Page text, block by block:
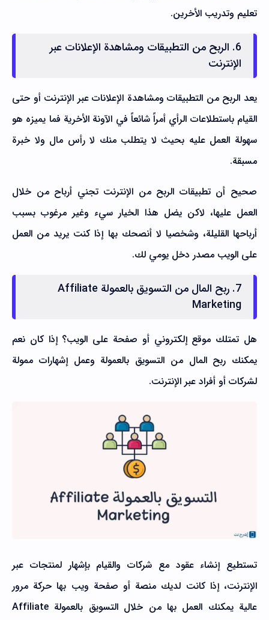
تعليم وتدريب الأخرين.
6. الربح من التطبيقات ومشاهدة الإعلانات عبر
الإنترنت
يعد الربح من التطبيقات ومشاهدة الإعلانات عبر الإنترنت أو حتى
القيام باستطلاعات الرأي أمراً شائعاً في الآونة الأخرية فما يميزه هو
سهولة العمل عليه بحيث لا يتطلب منك لا رأس مال ولا خبرة
مسبقة.
صحيح أن تطبيقات الربح من الإنترنت تجني أرباح من خلال
العمل عليها، لاكن يضل هذا الخيار سيء وغير مرغوب بسبب
أرباحها القليلة، وشخصيا لا أنصحك بها إذا كنت يريد من العمل
على الويب مصدر دخل يومي لك.
7. ربح المال من التسويق بالعمولة Affiliate
Marketing
هل تمتلك موقع إلكتروني أو صفحة على الويب؟ إذا كان نعم
يمكنك ربح المال من التسويق بالعمولة وعمل إشهارات ممولة
لشركات أو أفراد عبر الإنترنت.
تستطيع إنشاء عقود مع شركات والقيام بإشهار لمنتجات عبر
الإنترنت، إذا كانت لديك منصة أو صفحة ويب بها حركة مرور
عالية يمكنك العمل بها من خلال التسويق بالعمولة Affiliate